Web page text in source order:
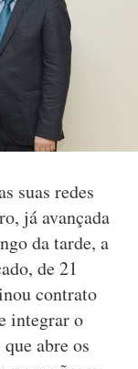
suas redes
já avançada
da tarde, a
de 21
contrato
integrar o
abre os